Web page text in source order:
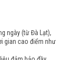
ngày (từ Đà Lạt),
gian cao điểm như